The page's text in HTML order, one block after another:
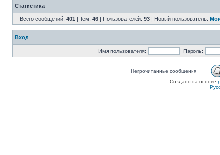
Статистика
Всего сообщений: 401 | Тем: 46 | Пользователей: 93 | Новый пользователь:
Вход
Имя пользователя: Пароль:
Непрочитанные сообщения
Создано на основе